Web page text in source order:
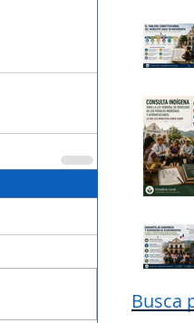
Busca